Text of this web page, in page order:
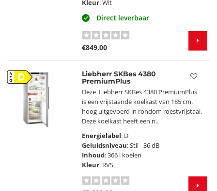
Kleur: Wit
Direct leverbaar
€849,00
Liebherr SKBes 4380
PremiumPlus
Deze Liebherr SKBes 4380 PremiumPlus
is een vrijstaande koelkast van 185 cm.
hoog uitgevoerd in rondom roestvrijstaal.
Deze koelkast heeft een n..
Energielabel: D
Geluidsniveau: Stil - 36 dB
Inhoud: 366 l koelen
Kleur: RVS